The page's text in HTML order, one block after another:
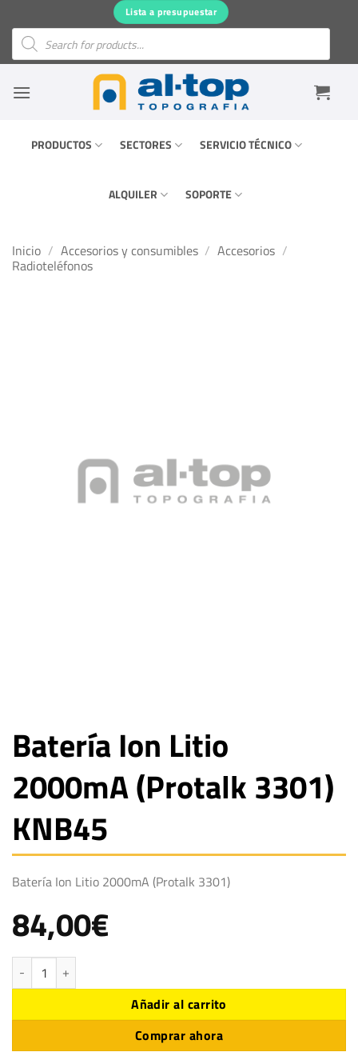
contenido
Lista a presupuestar
Búsqueda
productos
PRODUCTOS SECTORES SERVICIO TÉCNICO
ALQUILER SOPORTE
Inicio / Accesorios y consumibles / Accesorios /
Radioteléfonos
Batería Ion Litio
2000mA (Protalk 3301)
KNB45
Batería Ion Litio 2000mA (Protalk 3301)
84,00€
Batería Ion Litio 2000mA (Protalk 3301) KNB45 cantidad
Añadir al carrito
Comprar ahora